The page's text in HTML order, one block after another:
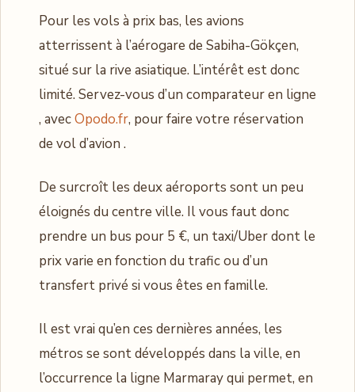
Pour les vols à prix bas, les avions
atterrissent à l’aérogare de Sabiha-Gökçen,
situé sur la rive asiatique. L’intérêt est donc
limité. Servez-vous d’un comparateur en ligne
, avecOpodo.fr, pour faire votre réservation
de vol d’avion .
De surcroît les deux aéroports sont un peu
éloignés du centre ville. Il vous faut donc
prendre un bus pour 5 €, un taxi/Uber dont le
prix varie en fonction du trafic ou d’un
transfert privé si vous êtes en famille.
Il est vrai qu’en ces dernières années, les
métros se sont développés dans la ville, en
l’occurrence la ligne Marmaray qui permet, en